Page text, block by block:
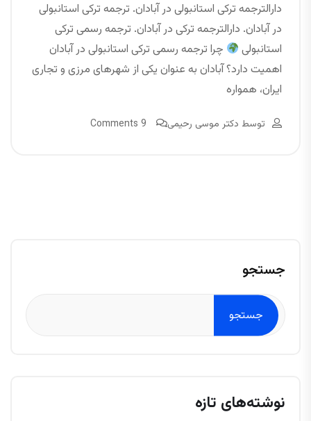
دارالترجمه ترکی استانبولی در آبادان. ترجمه ترکی استانبولی
در آبادان. دارالترجمه ترکی در آبادان. ترجمه رسمی ترکی
استانبولی
چرا ترجمه رسمی ترکی استانبولی در آبادان
اهمیت دارد؟ آبادان به عنوان یکی از شهرهای مرزی و تجاری
ایران، همواره
توسط دکتر موسی رحیمی 9 Comments
جستجو
جستجو
نوشته‌های تازه